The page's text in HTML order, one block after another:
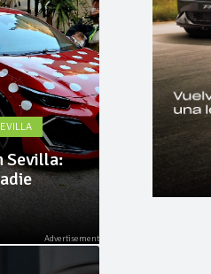
Sevilla:
NOVEDADES
Nuevo
se hizo